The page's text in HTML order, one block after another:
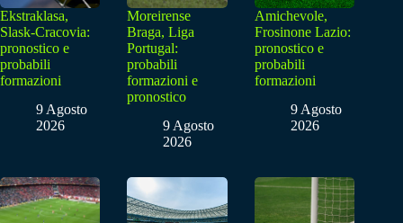
Ekstraklasa,
Slask-Cracovia:
pronostico e
probabili
formazioni
9 Agosto
2026
Moreirense
Braga, Liga
Portugal:
probabili
formazioni e
pronostico
9 Agosto
2026
Amichevole,
Frosinone Lazio:
pronostico e
probabili
formazioni
9 Agosto
2026